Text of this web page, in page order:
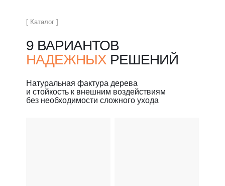
Натуральная фактура дерева
и стойкость к внешним воздействиям
без необходимости сложного ухода
9 ВАРИАНТОВ
НАДЕЖНЫХ РЕШЕНИЙ
[ Каталог ]